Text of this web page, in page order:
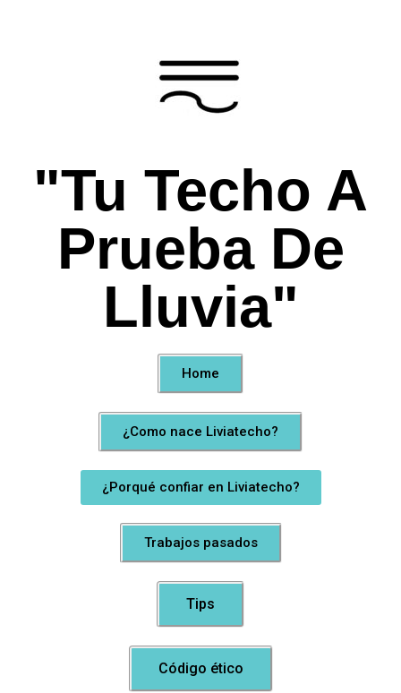
"Tu Techo A
Prueba De
Lluvia"
Home
¿Como nace Liviatecho?
¿Porqué confiar en Liviatecho?
Trabajos pasados
Tips
Código ético